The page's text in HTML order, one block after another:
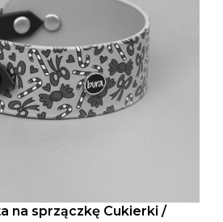
na sprzączkę Cukierki /